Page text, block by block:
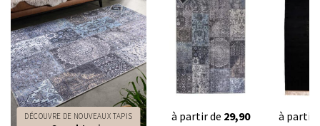
DÉCOUVRE DE NOUVEAUX TAPIS à partir de 29,90 à partir